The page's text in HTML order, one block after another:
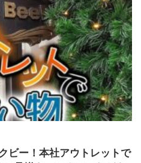
ビー！本社アウトレットで